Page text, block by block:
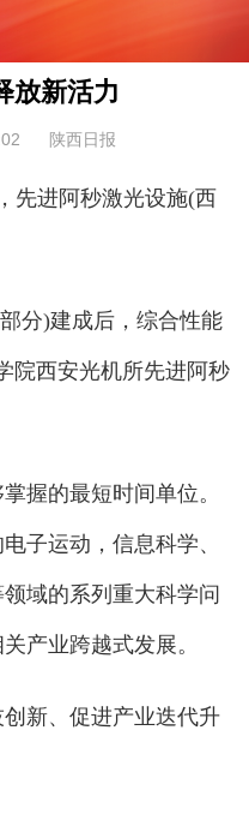
放新活力
陕西日报
进阿秒激光设施(西
)建成后，综合性能
院西安光机所先进阿秒
的最短时间单位。
子运动，信息科学、
域的系列重大科学问
产业跨越式发展。
新、促进产业迭代升